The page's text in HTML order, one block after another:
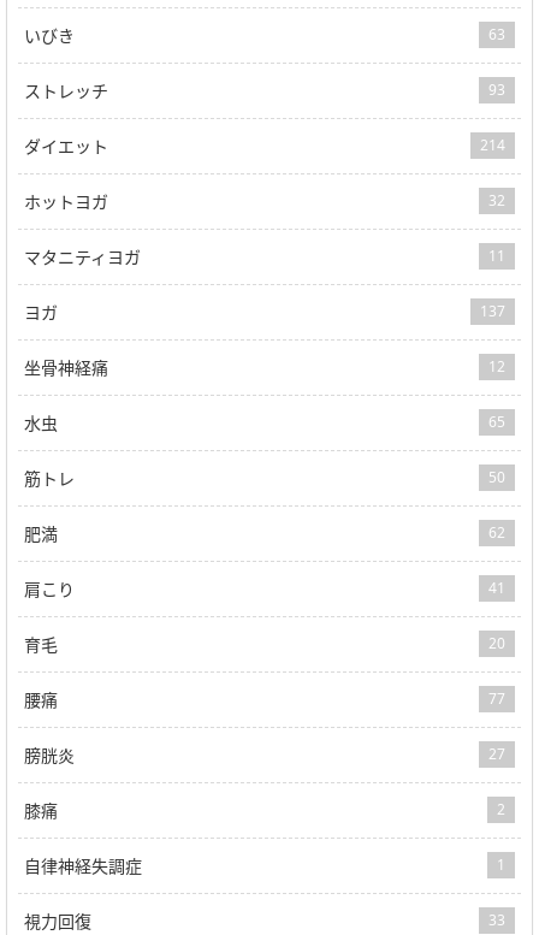
いびき 63
ストレッチ 93
ダイエット 214
ホットヨガ 32
マタニティヨガ 11
ヨガ 137
坐骨神経痛 12
水虫 65
筋トレ 50
肥満 62
肩こり 41
育毛 20
腰痛 77
膀胱炎 27
膝痛 2
自律神経失調症 1
視力回復 33